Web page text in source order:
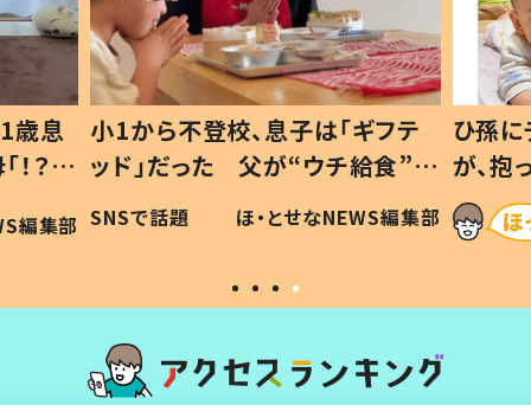
歳息
？」
編集部
小1から不登校、息子は「ギフテ
ッド」だった 父が“ウチ給食”を
作り続ける理由とは #令和の親
#令和の子
SNSで話題 ほ・とせなNEWS編集部
ひ孫
が、
「涙が
い」